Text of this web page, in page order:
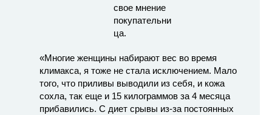
«Многие женщины набирают вес во время
климакса, я тоже не стала исключением. Мало
того, что приливы выводили из себя, и кожа
сохла, так еще и 15 килограммов за 4 месяца
прибавились. С диет срывы из-за постоянных